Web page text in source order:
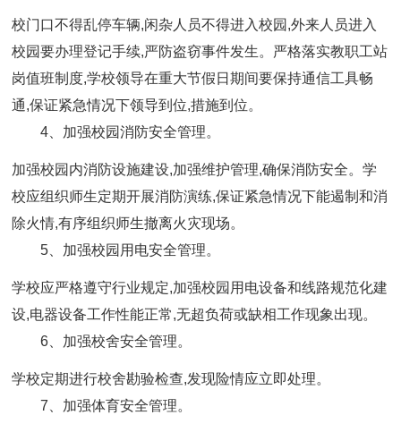
校门口不得乱停车辆,闲杂人员不得进入校园,外来人员进入
校园要办理登记手续,严防盗窃事件发生。严格落实教职工站
岗值班制度,学校领导在重大节假日期间要保持通信工具畅
通,保证紧急情况下领导到位,措施到位。
4、加强校园消防安全管理。
加强校园内消防设施建设,加强维护管理,确保消防安全。学
校应组织师生定期开展消防演练,保证紧急情况下能遏制和消
除火情,有序组织师生撤离火灾现场。
5、加强校园用电安全管理。
学校应严格遵守行业规定,加强校园用电设备和线路规范化建
设,电器设备工作性能正常,无超负荷或缺相工作现象出现。
6、加强校舍安全管理。
学校定期进行校舍勘验检查,发现险情应立即处理。
7、加强体育安全管理。